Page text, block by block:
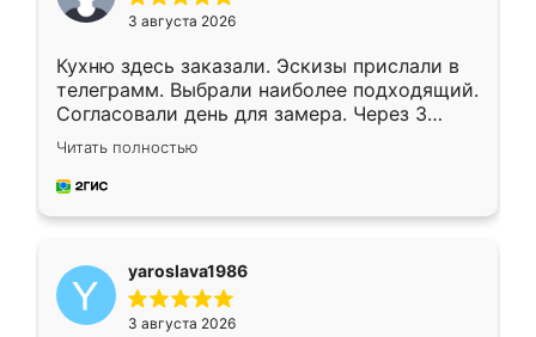
3 августа 2026
Кухню здесь заказали. Эскизы прислали в
телеграмм. Выбрали наиболее подходящий.
Согласовали день для замера. Через 3
недели кухня была уже готова. Остались
довольны работой. Спасибо Ренессанс
мебель за качественную работу!
Читать полностью
yaroslava1986
3 августа 2026